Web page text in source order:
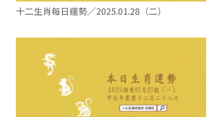
十二生肖每日運勢／2025.01.28（二）